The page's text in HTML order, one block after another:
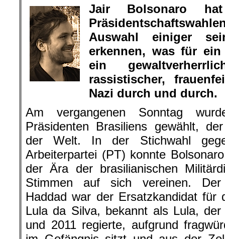
Jair Bolsonaro
Auswahl einiger
erkennen, was für
ein
rassistischer,
Nazi durch und durch.
Am vergangenen Sonntag
Präsidenten Brasiliens gewählt,
der Welt. In der Stichwahl
Arbeiterpartei (PT) konnte
der Ära der brasilianischen
Stimmen auf sich vereinen. Der
Haddad war der Ersatzkandidat für
Lula da Silva, bekannt als Lula,
und 2011 regierte, aufgrund